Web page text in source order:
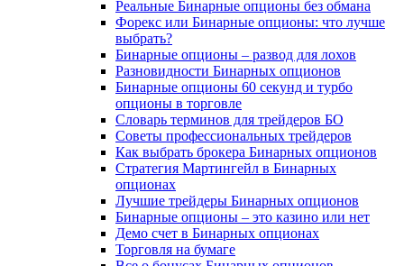
Реальные Бинарные опционы без обмана
Форекс или Бинарные опционы: что лучше
выбрать?
Бинарные опционы – развод для лохов
Разновидности Бинарных опционов
Бинарные опционы 60 секунд и турбо
опционы в торговле
Словарь терминов для трейдеров БО
Советы профессиональных трейдеров
Как выбрать брокера Бинарных опционов
Стратегия Мартингейл в Бинарных
опционах
Лучшие трейдеры Бинарных опционов
Бинарные опционы – это казино или нет
Демо счет в Бинарных опционах
Торговля на бумаге